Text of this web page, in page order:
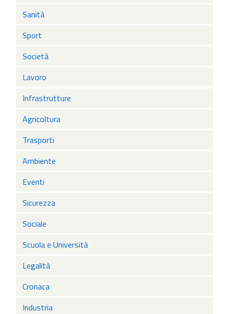
Sanità
Sport
Società
Lavoro
Infrastrutture
Agricoltura
Trasporti
Ambiente
Eventi
Sicurezza
Sociale
Scuola e Università
Legalità
Cronaca
Industria